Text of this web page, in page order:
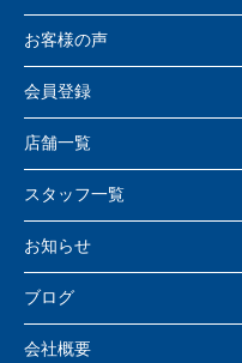
お客様の声
会員登録
店舗一覧
スタッフ一覧
お知らせ
ブログ
会社概要